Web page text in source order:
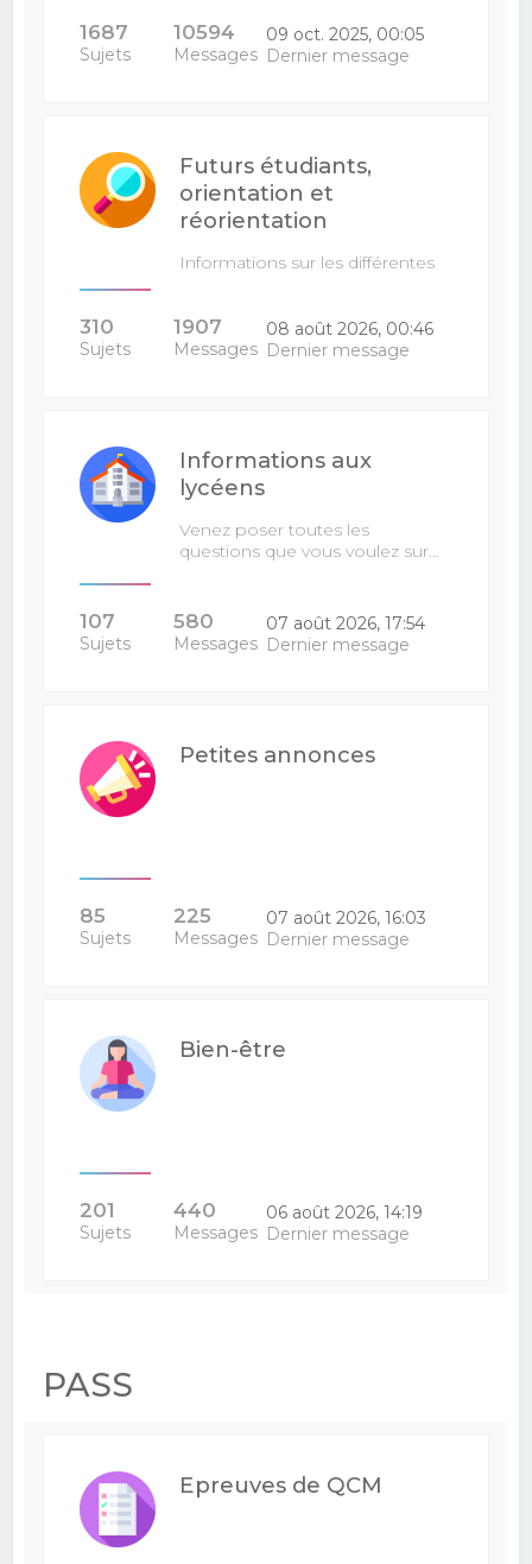
1687
Sujets
10594
Messages
09 oct. 2025, 00:05
Dernier message
Futurs étudiants,
orientation et
réorientation
Informations sur les différentes
310
Sujets
1907
Messages
08 août 2026, 00:46
Dernier message
Informations aux
lycéens
Venez poser toutes les
questions que vous voulez sur…
107
Sujets
580
Messages
07 août 2026, 17:54
Dernier message
Petites annonces
85
Sujets
225
Messages
07 août 2026, 16:03
Dernier message
Bien-être
201
Sujets
440
Messages
06 août 2026, 14:19
Dernier message
PASS
Epreuves de QCM